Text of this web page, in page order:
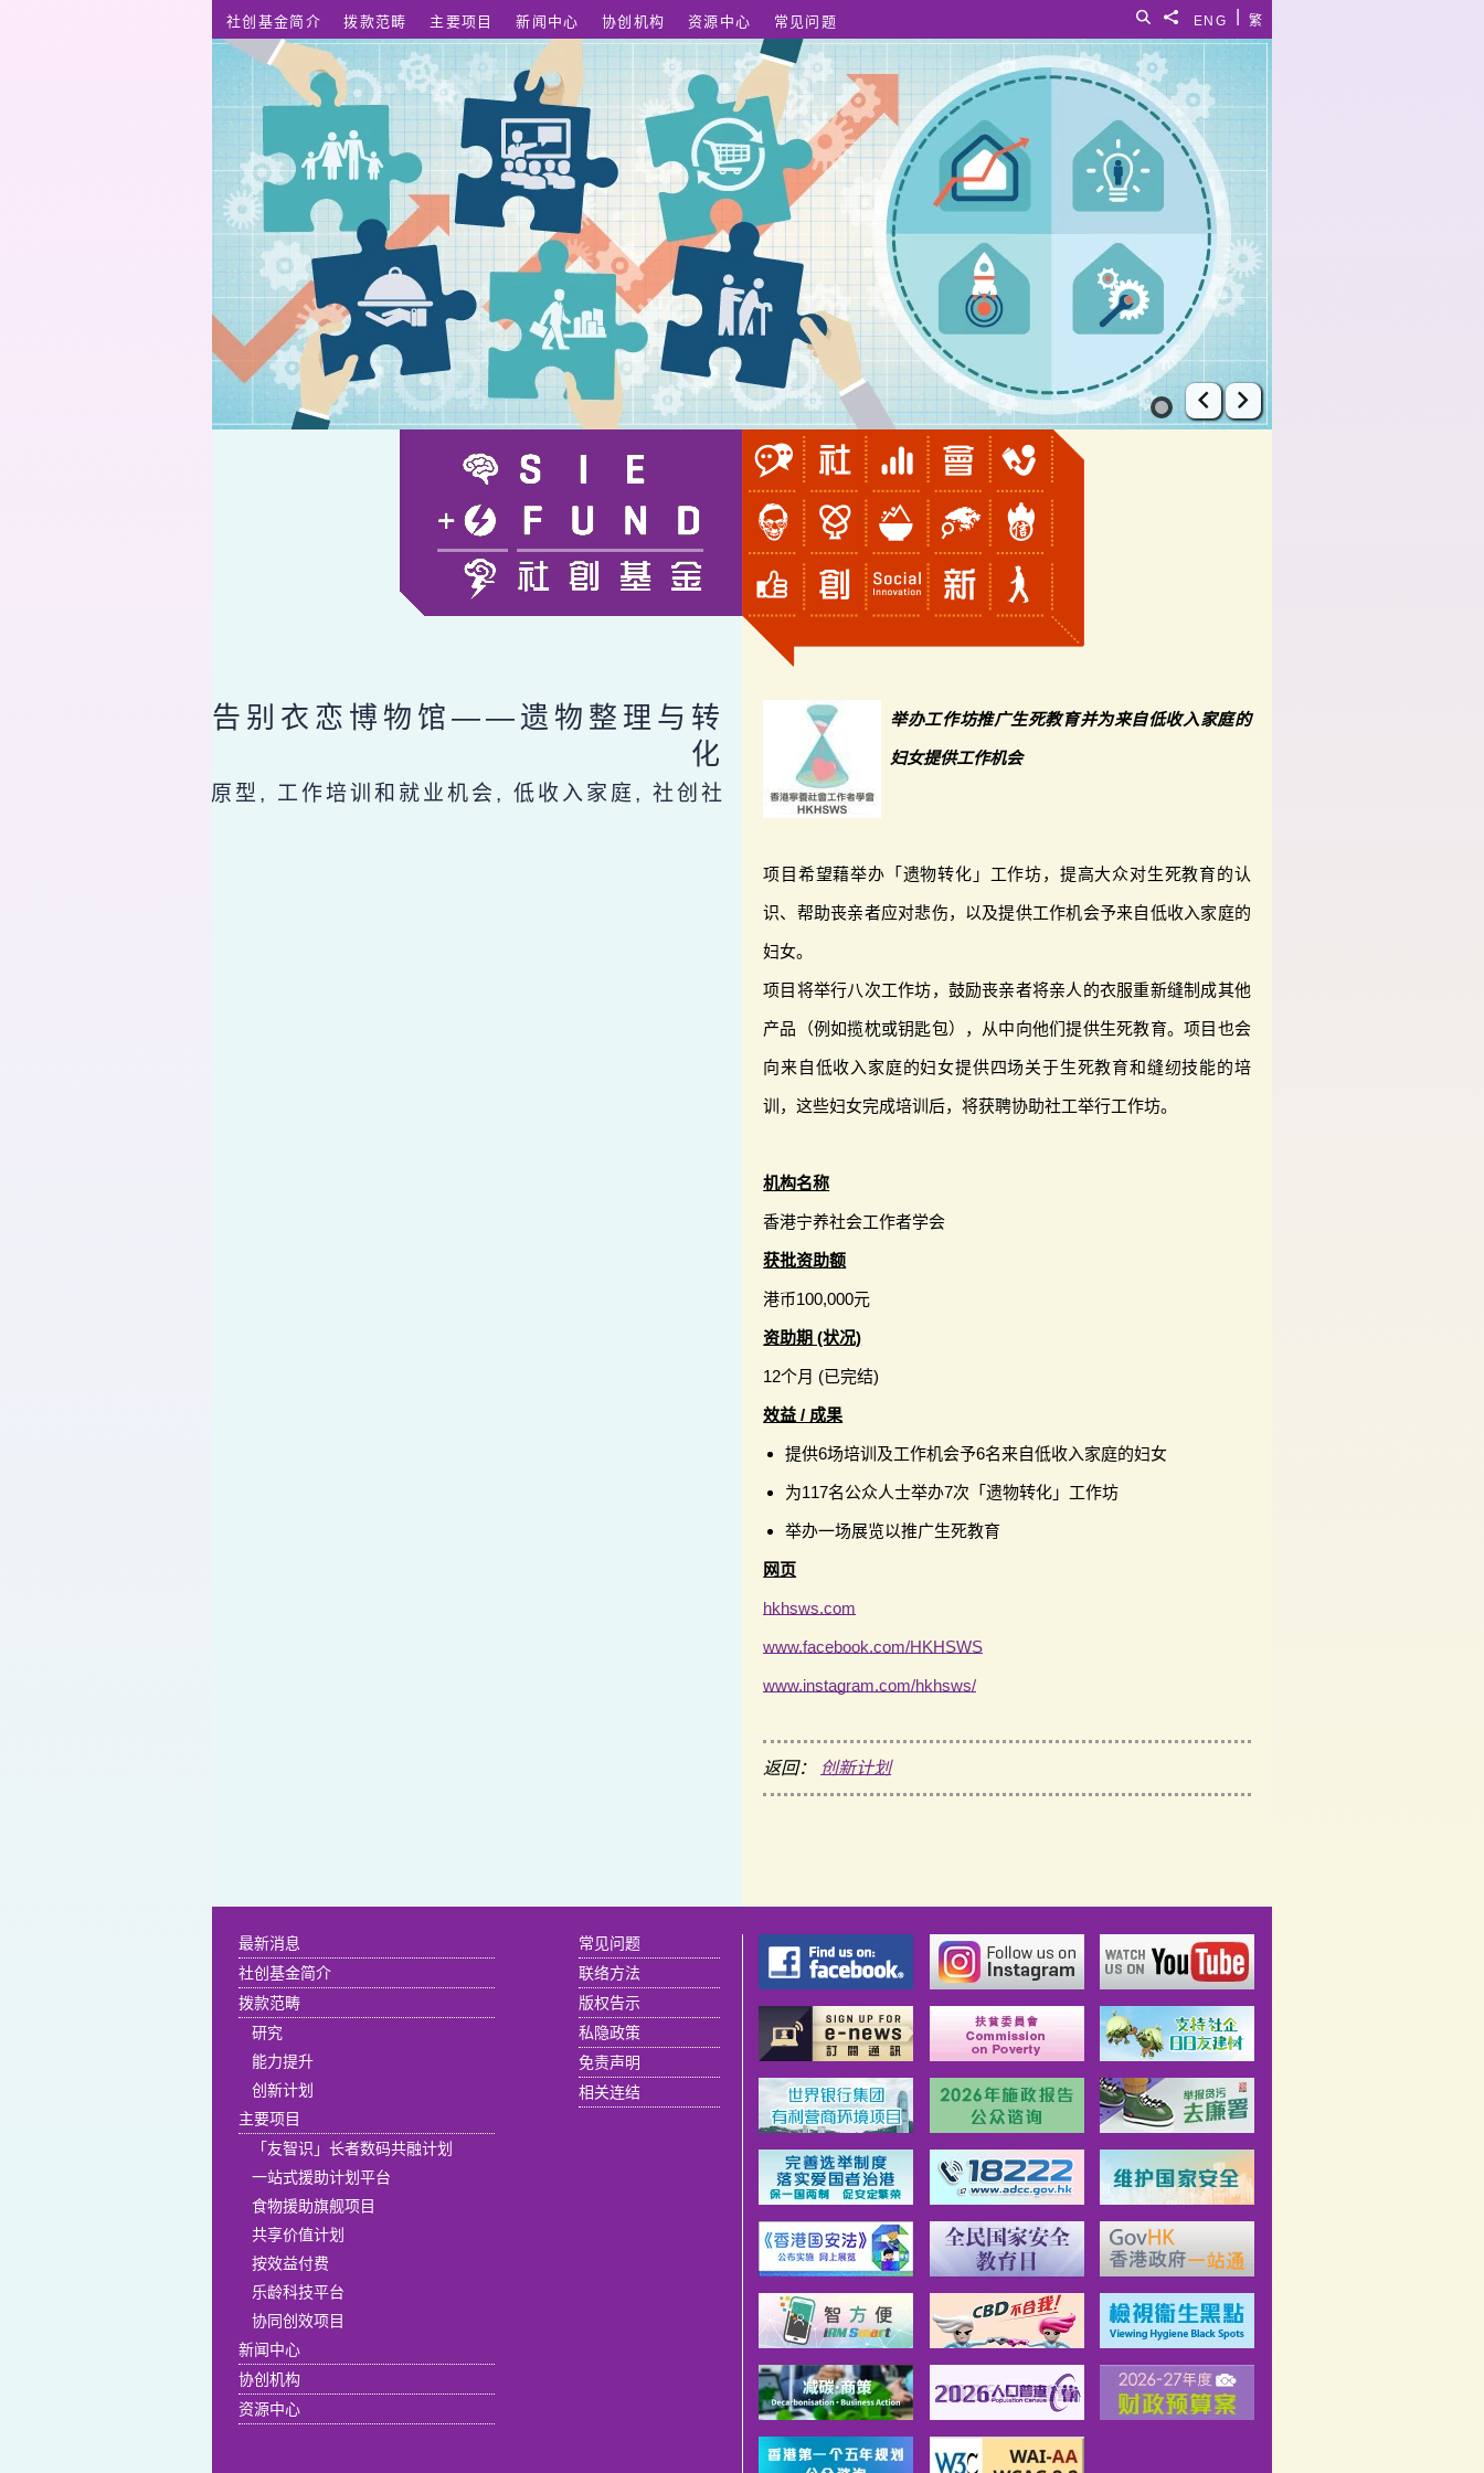
繁
ENG
分享給
搜寻
社创基金简介 拨款范畴 主要项目 新闻中心 协创机构 资源中心 常见问题
告别衣恋博物馆——遗物整理与转化
上一张幻灯片
下一张幻灯片
告别衣恋博物馆——遗物整理与转
化
原型, 工作培训和就业机会, 低收入家庭, 社创社
举办工作坊推广生死教育并为来自低收入家庭的
妇女提供工作机会
项目希望藉举办「遗物转化」工作坊，提高大众对生死教育的认
识、帮助丧亲者应对悲伤，以及提供工作机会予来自低收入家庭的
妇女。
项目将举行八次工作坊，鼓励丧亲者将亲人的衣服重新缝制成其他
产品（例如揽枕或钥匙包），从中向他们提供生死教育。项目也会
向来自低收入家庭的妇女提供四场关于生死教育和缝纫技能的培
训，这些妇女完成培训后，将获聘协助社工举行工作坊。
机构名称
香港宁养社会工作者学会
获批资助额
港币100,000元
资助期 (状况)
12个月 (已完结)
效益 / 成果
提供6场培训及工作机会予6名来自低收入家庭的妇女
为117名公众人士举办7次「遗物转化」工作坊
举办一场展览以推广生死教育
网页
hkhsws.com
www.facebook.com/HKHSWS
www.instagram.com/hkhsws/
返回： 创新计划
最新消息
社创基金简介
拨款范畴
研究
能力提升
创新计划
主要项目
「友智识」长者数码共融计划
一站式援助计划平台
食物援助旗舰项目
共享价值计划
按效益付费
乐龄科技平台
协同创效项目
新闻中心
协创机构
资源中心
常见问题
联络方法
版权告示
私隐政策
免责声明
相关连结